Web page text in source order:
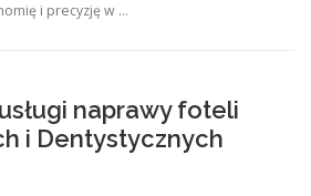
i precyzję w …
naprawy foteli
i Dentystycznych